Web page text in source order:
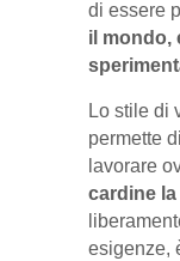
di essere
il mondo,
Lo stile di
permette
lavorare
cardine
esigenze,